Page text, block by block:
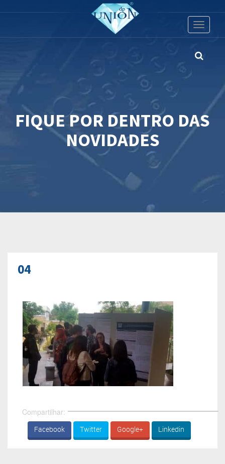
Toggle
FIQUE POR DENTRO DAS
NOVIDADES
04
Compartilhar:
Facebook Twitter Google+ Linkedin